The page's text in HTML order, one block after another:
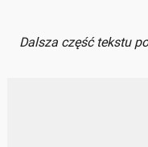
Dalsza część tekstu